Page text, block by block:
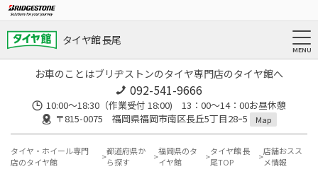
タイヤ館 長尾
お車のことはブリヂストンのタイヤ専門店のタイヤ館へ
092-541-9666
10:00～18:30（作業受付 18:00) 13：00～14：00お昼休憩
〒815-0075 福岡県福岡市南区長丘5丁目28ｰ5
Map
タイヤ・ホイール専門
店のタイヤ館
都道府県か
ら探す
福岡県のタ
イヤ館
タイヤ館 長
尾TOP
店舗おスス
メ情報